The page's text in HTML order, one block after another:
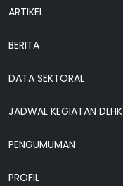
ARTIKEL
BERITA
DATA SEKTORAL
JADWAL KEGIATAN DLHK
PENGUMUMAN
PROFIL